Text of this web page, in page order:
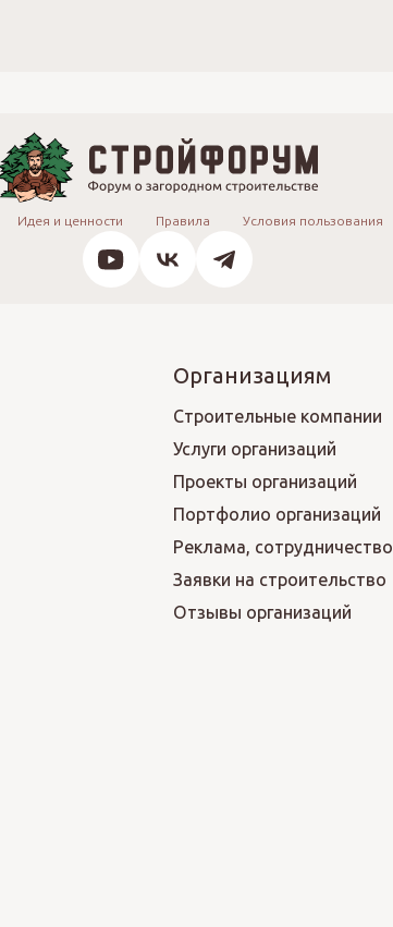
Идея и ценности Правила Условия пользования
Организациям
Строительные компании
Услуги организаций
Проекты организаций
Портфолио организаций
Реклама, сотрудничество
Заявки на строительство
Отзывы организаций